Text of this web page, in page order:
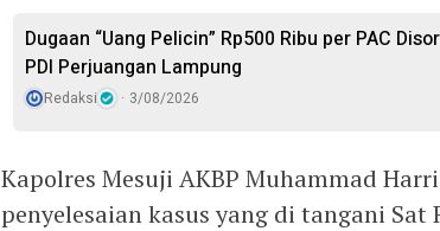
Dugaan “Uang Pelicin” Rp500 Ribu per PAC
PDI Perjuangan Lampung
Redaksi 3/08/2026
Kapolres Mesuji AKBP Muhammad
penyelesaian kasus yang di tangani Sat